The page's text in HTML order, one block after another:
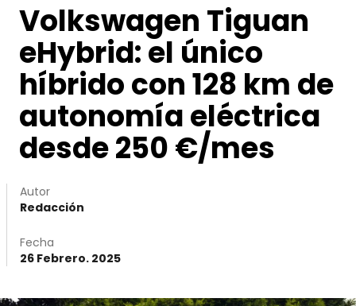
Volkswagen Tiguan
eHybrid: el único
híbrido con 128 km de
autonomía eléctrica
desde 250 €/mes
Autor
Redacción
Fecha
26 Febrero. 2025